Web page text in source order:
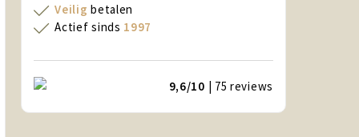
Veilig betalen
Actief sinds 1997
9,6/10 | 75reviews